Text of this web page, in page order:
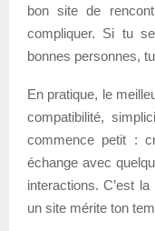
bon site de
compliquer. Si tu
bonnes personnes,
En pratique, le
compatibilité,
commence petit :
échange avec
interactions. C’est
un site mérite ton